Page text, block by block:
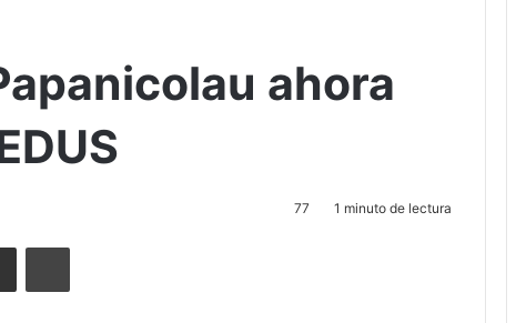
ahora
77 1 minuto de lectura
Compartir por correo electrónicoImprimir